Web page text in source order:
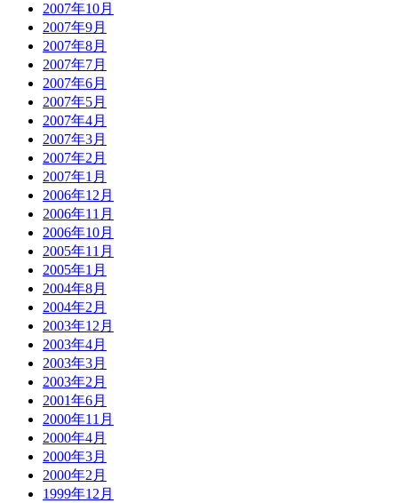
2007年10月
2007年9月
2007年8月
2007年7月
2007年6月
2007年5月
2007年4月
2007年3月
2007年2月
2007年1月
2006年12月
2006年11月
2006年10月
2005年11月
2005年1月
2004年8月
2004年2月
2003年12月
2003年4月
2003年3月
2003年2月
2001年6月
2000年11月
2000年4月
2000年3月
2000年2月
1999年12月